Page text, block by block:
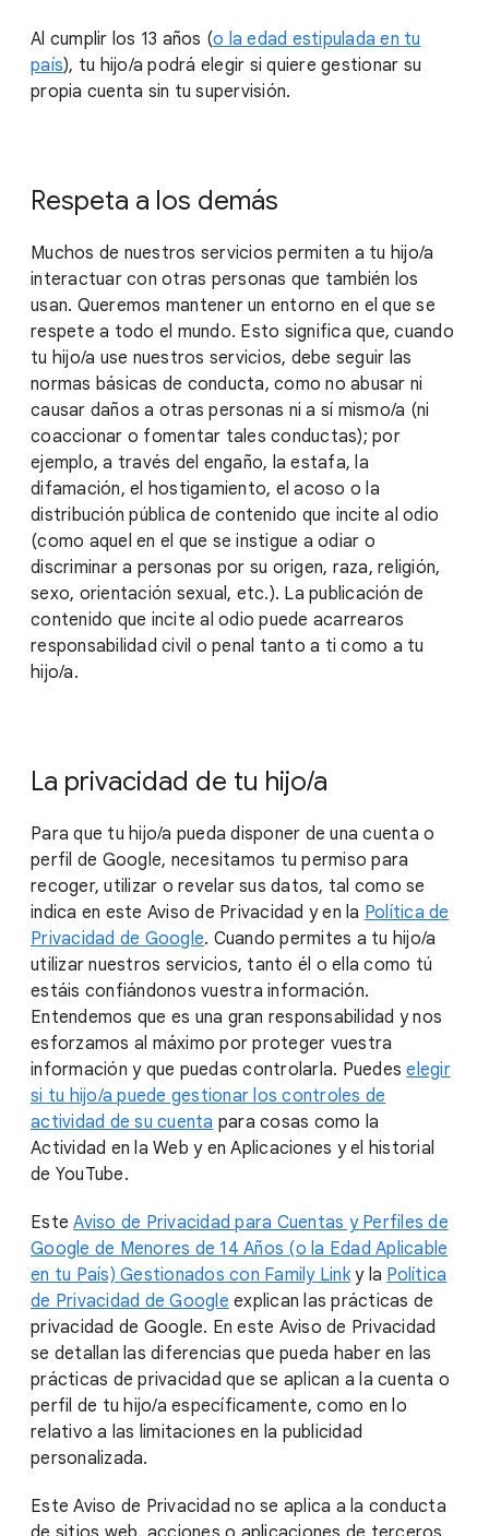
Al cumplir los 13 años (o la edad estipulada en tu
país), tu hijo/a podrá elegir si quiere gestionar su
propia cuenta sin tu supervisión.
Respeta a los demás
Muchos de nuestros servicios permiten a tu hijo/a
interactuar con otras personas que también los
usan. Queremos mantener un entorno en el que se
respete a todo el mundo. Esto significa que, cuando
tu hijo/a use nuestros servicios, debe seguir las
normas básicas de conducta, como no abusar ni
causar daños a otras personas ni a sí mismo/a (ni
coaccionar o fomentar tales conductas); por
ejemplo, a través del engaño, la estafa, la
difamación, el hostigamiento, el acoso o la
distribución pública de contenido que incite al odio
(como aquel en el que se instigue a odiar o
discriminar a personas por su origen, raza, religión,
sexo, orientación sexual, etc.). La publicación de
contenido que incite al odio puede acarrearos
responsabilidad civil o penal tanto a ti como a tu
hijo/a.
La privacidad de tu hijo/a
Para que tu hijo/a pueda disponer de una cuenta o
perfil de Google, necesitamos tu permiso para
recoger, utilizar o revelar sus datos, tal como se
indica en este Aviso de Privacidad y en la Política de
Privacidad de Google. Cuando permites a tu hijo/a
utilizar nuestros servicios, tanto él o ella como tú
estáis confiándonos vuestra información.
Entendemos que es una gran responsabilidad y nos
esforzamos al máximo por proteger vuestra
información y que puedas controlarla. Puedeselegir
si tu hijo/a puede gestionar los controles de
actividad de su cuenta para cosas como la
Actividad en la Web y en Aplicaciones y el historial
de YouTube.
EsteAviso de Privacidad para Cuentas y Perfiles de
Google de Menores de 14 Años (o la Edad Aplicable
en tu País) Gestionados con Family Linky la Política
de Privacidad de Google explican las prácticas de
privacidad de Google. En este Aviso de Privacidad
se detallan las diferencias que pueda haber en las
prácticas de privacidad que se aplican a la cuenta o
perfil de tu hijo/a específicamente, como en lo
relativo a las limitaciones en la publicidad
personalizada.
Este Aviso de Privacidad no se aplica a la conducta